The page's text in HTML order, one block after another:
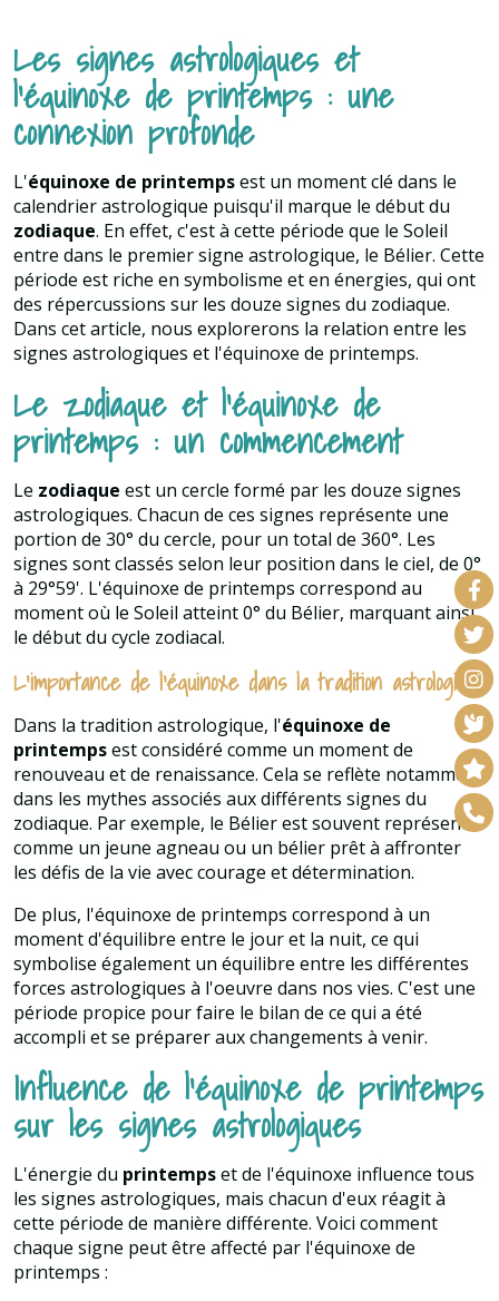
Les signes astrologiques et
l'équinoxe de printemps : une
connexion profonde
L'équinoxe de printempsest un moment clé dans le
calendrier astrologique puisqu'il marque le début du
zodiaque. En effet, c'est à cette période que le Soleil
entre dans le premier signe astrologique, le Bélier. Cette
période est riche en symbolisme et en énergies, qui ont
des répercussions sur les douze signes du zodiaque.
Dans cet article, nous explorerons la relation entre les
signes astrologiques et l'équinoxe de printemps.
Le zodiaque et l'équinoxe de
printemps : un commencement
Le zodiaque est un cercle formé par les douze signes
astrologiques. Chacun de ces signes représente une
portion de 30° du cercle, pour un total de 360°. Les
signes sont classés selon leur position dans le ciel, de 0°
à 29°59'. L'équinoxe de printemps correspond au
moment où le Soleil atteint 0° du Bélier, marquant ainsi
le début du cycle zodiacal.
L'importance de l'équinoxe dans la tradition astrologique
Dans la tradition astrologique, l'équinoxe de
printempsest considéré comme un moment de
renouveau et de renaissance. Cela se reflète notamment
dans les mythes associés aux différents signes du
zodiaque. Par exemple, le Bélier est souvent représenté
comme un jeune agneau ou un bélier prêt à affronter
les défis de la vie avec courage et détermination.
De plus, l'équinoxe de printemps correspond à un
moment d'équilibre entre le jour et la nuit, ce qui
symbolise également un équilibre entre les différentes
forces astrologiques à l'oeuvre dans nos vies. C'est une
période propice pour faire le bilan de ce qui a été
accompli et se préparer aux changements à venir.
Influence de l'équinoxe de printemps
sur les signes astrologiques
L'énergie du printempset de l'équinoxe influence tous
les signes astrologiques, mais chacun d'eux réagit à
cette période de manière différente. Voici comment
chaque signe peut être affecté par l'équinoxe de
printemps :